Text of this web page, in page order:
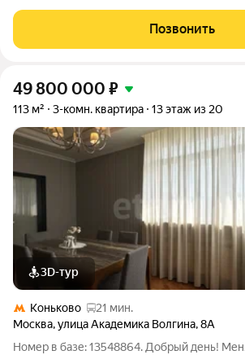
трехкомнатную квартиру площадью 73.8
этажного дома. Объект расположен по
Позвонить
49 800 000 ₽
113 м² 3-комн. квартира 13 этаж из 20
3D-тур
Коньково
21 мин.
Москва,улица Академика Волгина,8А
Номер в базе: 13548864. Добрый день!